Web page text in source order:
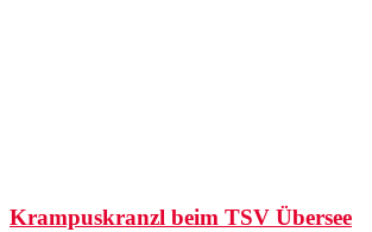
Krampuskranzl beim TSV Übersee